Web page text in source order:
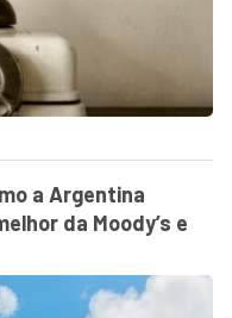
a Argentina
da Moody’s e